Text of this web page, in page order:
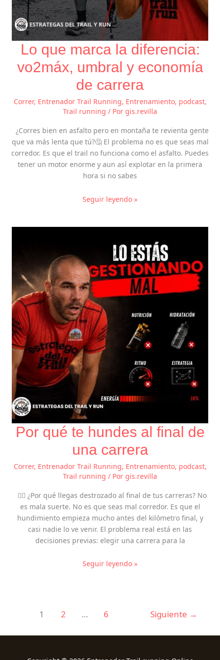
Lo que marca la diferencia:
vo2máx, umbral y economía
de carrera
Correr, Entrenador Trail Running, Entrenamiento, podcast,
Trail running / Por gis.revilla
¿Corres bien en asfalto pero en montaña te revienta gente
que va más lenta que tú?🤔 El problema no es que seas mal
corredor. Es que el trail no funciona como el asfalto. Puedes
tener un motor enorme y aun así explotar en la primera
hora si no sabes
Seguir leyendo »
Por qué te hundes al final de
una carrera
Correr, Entrenador Trail Running, Entrenamiento, podcast,
Trail running / Por gis.revilla
😮‍💨 ¿Por qué llegas destrozado al final de tus carreras? No
es mala suerte. No es que seas mal corredor. Es que el
hundimiento empieza mucho antes del kilómetro final, y
casi nadie lo ve venir. El problema real está en las
decisiones previas: elegir una carrera para la
hundes
al
final
de
una
carrera
Seguir leyendo »
1 2 … 6 Siguiente →